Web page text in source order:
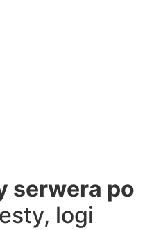
serwera po
logi